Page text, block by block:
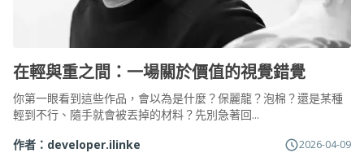
在輕與重之間：一場關於價值的視覺錯覺
你第一眼看到這些作品，會以為是什麼？保麗龍？泡棉？還是某種
輕到不行、隨手就會被丟掉的材料？先別急著回...
作者： developer.ilinke 2026-04-09